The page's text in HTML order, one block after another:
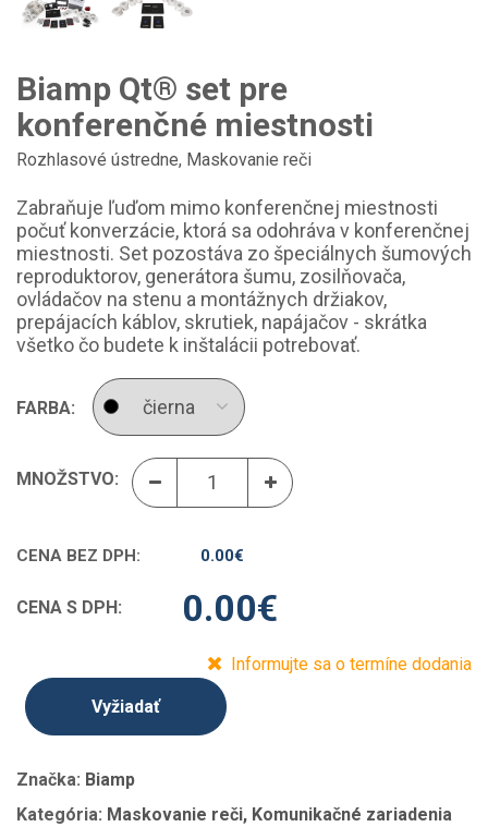
Biamp Qt® set pre
konferenčné miestnosti
Rozhlasové ústredne, Maskovanie reči
Zabraňuje ľuďom mimo konferenčnej miestnosti
počuť konverzácie, ktorá sa odohráva v konferenčnej
miestnosti. Set pozostáva zo špeciálnych šumových
reproduktorov, generátora šumu, zosilňovača,
ovládačov na stenu a montážnych držiakov,
prepájacích káblov, skrutiek, napájačov - skrátka
všetko čo budete k inštalácii potrebovať.
FARBA:
MNOŽSTVO:
CENA BEZ DPH: 0.00€
CENA S DPH: 0.00€
Informujte sa o termíne dodania
Vyžiadať
Značka: Biamp
Kategória: Maskovanie reči, Komunikačné zariadenia